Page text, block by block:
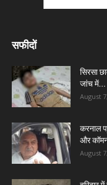
सफीदों
सिरसा
जांच में...
August
करनाल
और
August